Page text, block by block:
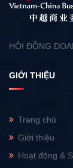
HỘI ĐỒNG
GIỚI THIỆU
Trang chủ
Giới thiệu
Hoạt động &